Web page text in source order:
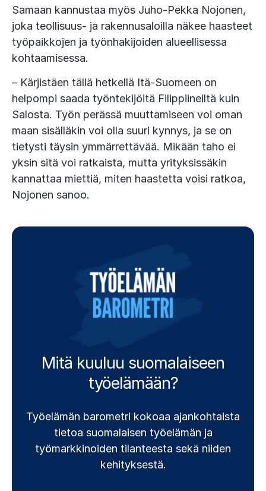
Samaan kannustaa myös Juho-Pekka Nojonen,
joka teollisuus- ja rakennusaloilla näkee haasteet
työpaikkojen ja työnhakijoiden alueellisessa
kohtaamisessa.
– Kärjistäen tällä hetkellä Itä-Suomeen on
helpompi saada työntekijöitä Filippiineiltä kuin
Salosta. Työn perässä muuttamiseen voi oman
maan sisälläkin voi olla suuri kynnys, ja se on
tietysti täysin ymmärrettävää. Mikään taho ei
yksin sitä voi ratkaista, mutta yrityksissäkin
kannattaa miettiä, miten haastetta voisi ratkoa,
Nojonen sanoo.
Mitä kuuluu suomalaiseen
työelämään?
Työelämän barometri kokoaa ajankohtaista
tietoa suomalaisen työelämän ja
työmarkkinoiden tilanteesta sekä niiden
kehityksestä.